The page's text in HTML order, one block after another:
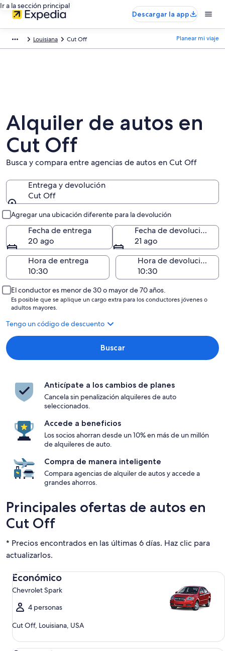
Ir a la sección principal
Descargar la app
Louisiana Cut Off Planear mi viaje
Alquiler de autos en
Cut Off
Busca y compara entre agencias de autos en Cut Off
Entrega y devolución
Cut Off
Agregar una ubicación diferente para la devolución
Fecha de entrega
20 ago
Fecha de devolución
21 ago
Hora de entrega
Hora de devolución
El conductor es menor de 30 o mayor de 70 años.
Es posible que se aplique un cargo extra para los conductores jóvenes o
adultos mayores.
Tengo un código de descuento
Buscar
Anticípate a los cambios de planes
Cancela sin penalización alquileres de auto
seleccionados.
Accede a beneficios
Los socios ahorran desde un 10% en más de un millón
de alquileres de auto.
Compra de manera inteligente
Compara agencias de alquiler de autos y accede a
grandes ahorros.
Principales ofertas de autos en
Cut Off
* Precios encontrados en las últimas 6 días. Haz clic para
actualizarlos.
Económico
Chevrolet Spark
4 personas
Cut Off, Louisiana, USA
Económico Chevrolet Spark
Compacto Ford Focus